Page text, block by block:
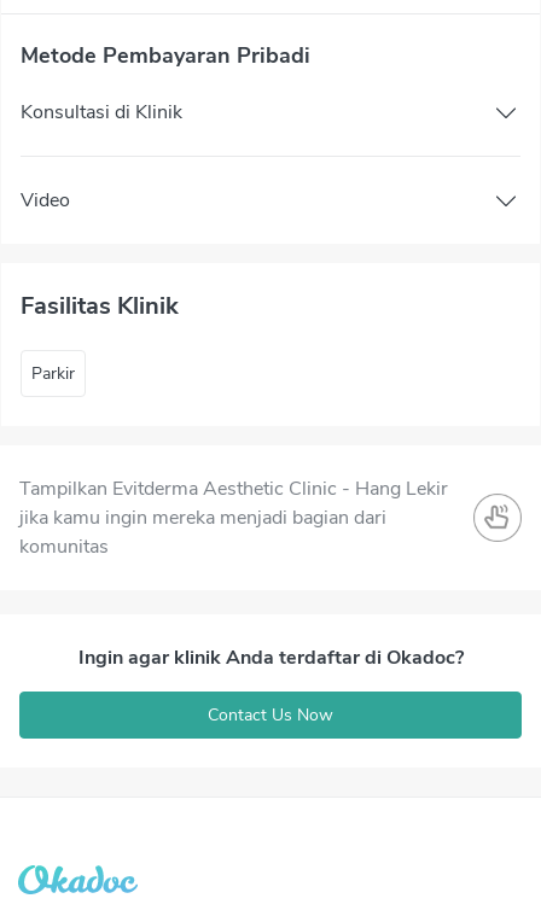
Metode Pembayaran Pribadi
Konsultasi di Klinik
Video
Fasilitas Klinik
Parkir
Tampilkan Evitderma Aesthetic Clinic - Hang Lekir
jika kamu ingin mereka menjadi bagian dari
komunitas
Ingin agar klinik Anda terdaftar di Okadoc?
Contact Us Now